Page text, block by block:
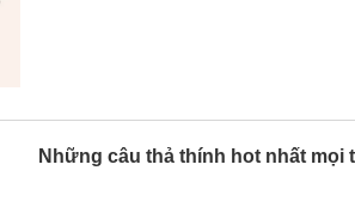
Những câu thả thính hot nhất